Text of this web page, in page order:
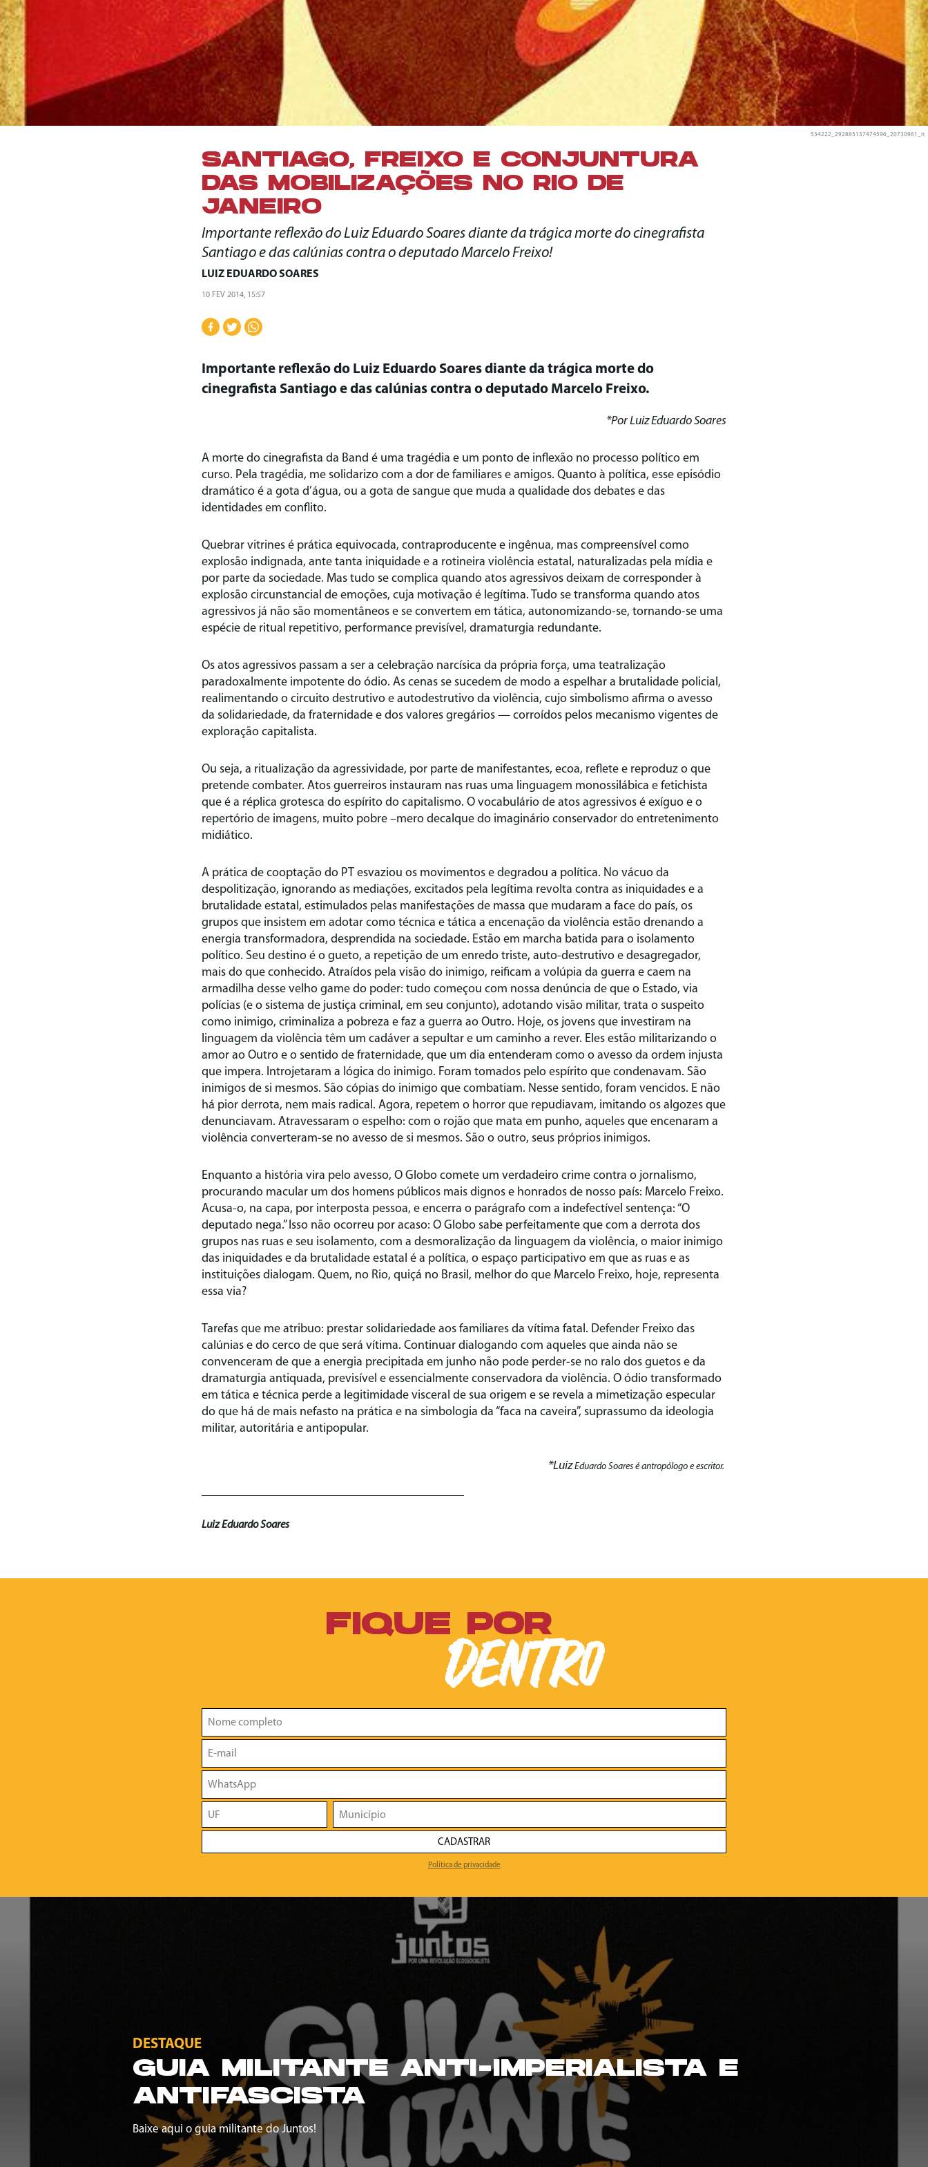
534222_292885137474596_20730961_n
SANTIAGO, FREIXO E CONJUNTURA
DAS MOBILIZAÇÕES NO RIO DE
JANEIRO
Importante reflexão do Luiz Eduardo Soares diante da trágica morte do cinegrafista
Santiago e das calúnias contra o deputado Marcelo Freixo!
LUIZ EDUARDO SOARES
10 FEV 2014, 15:57
Importante reflexão do Luiz Eduardo Soares diante da trágica morte do
cinegrafista Santiago e das calúnias contra o deputado Marcelo Freixo.
*Por Luiz Eduardo Soares
A morte do cinegrafista da Band é uma tragédia e um ponto de inflexão no processo político em
curso. Pela tragédia, me solidarizo com a dor de familiares e amigos. Quanto à política, esse episódio
dramático é a gota d’água, ou a gota de sangue que muda a qualidade dos debates e das
identidades em conflito.
Quebrar vitrines é prática equivocada, contraproducente e ingênua, mas compreensível como
explosão indignada, ante tanta iniquidade e a rotineira violência estatal, naturalizadas pela mídia e
por parte da sociedade. Mas tudo se complica quando atos agressivos deixam de corresponder à
explosão circunstancial de emoções, cuja motivação é legítima. Tudo se transforma quando atos
agressivos já não são momentâneos e se convertem em tática, autonomizando-se, tornando-se uma
espécie de ritual repetitivo, performance previsível, dramaturgia redundante.
Os atos agressivos passam a ser a celebração narcísica da própria força, uma teatralização
paradoxalmente impotente do ódio. As cenas se sucedem de modo a espelhar a brutalidade policial,
realimentando o circuito destrutivo e autodestrutivo da violência, cujo simbolismo afirma o avesso
da solidariedade, da fraternidade e dos valores gregários — corroídos pelos mecanismo vigentes de
exploração capitalista.
Ou seja, a ritualização da agressividade, por parte de manifestantes, ecoa, reflete e reproduz o que
pretende combater. Atos guerreiros instauram nas ruas uma linguagem monossilábica e fetichista
que é a réplica grotesca do espírito do capitalismo. O vocabulário de atos agressivos é exíguo e o
repertório de imagens, muito pobre –mero decalque do imaginário conservador do entretenimento
midiático.
A prática de cooptação do PT esvaziou os movimentos e degradou a política. No vácuo da
despolitização, ignorando as mediações, excitados pela legítima revolta contra as iniquidades e a
brutalidade estatal, estimulados pelas manifestações de massa que mudaram a face do país, os
grupos que insistem em adotar como técnica e tática a encenação da violência estão drenando a
energia transformadora, desprendida na sociedade. Estão em marcha batida para o isolamento
político. Seu destino é o gueto, a repetição de um enredo triste, auto-destrutivo e desagregador,
mais do que conhecido. Atraídos pela visão do inimigo, reificam a volúpia da guerra e caem na
armadilha desse velho game do poder: tudo começou com nossa denúncia de que o Estado, via
polícias (e o sistema de justiça criminal, em seu conjunto), adotando visão militar, trata o suspeito
como inimigo, criminaliza a pobreza e faz a guerra ao Outro. Hoje, os jovens que investiram na
linguagem da violência têm um cadáver a sepultar e um caminho a rever. Eles estão militarizando o
amor ao Outro e o sentido de fraternidade, que um dia entenderam como o avesso da ordem injusta
que impera. Introjetaram a lógica do inimigo. Foram tomados pelo espírito que condenavam. São
inimigos de si mesmos. São cópias do inimigo que combatiam. Nesse sentido, foram vencidos. E não
há pior derrota, nem mais radical. Agora, repetem o horror que repudiavam, imitando os algozes que
denunciavam. Atravessaram o espelho: com o rojão que mata em punho, aqueles que encenaram a
violência converteram-se no avesso de si mesmos. São o outro, seus próprios inimigos.
Enquanto a história vira pelo avesso, O Globo comete um verdadeiro crime contra o jornalismo,
procurando macular um dos homens públicos mais dignos e honrados de nosso país: Marcelo Freixo.
Acusa-o, na capa, por interposta pessoa, e encerra o parágrafo com a indefectível sentença: “O
deputado nega.” Isso não ocorreu por acaso: O Globo sabe perfeitamente que com a derrota dos
grupos nas ruas e seu isolamento, com a desmoralização da linguagem da violência, o maior inimigo
das iniquidades e da brutalidade estatal é a política, o espaço participativo em que as ruas e as
instituições dialogam. Quem, no Rio, quiçá no Brasil, melhor do que Marcelo Freixo, hoje, representa
essa via?
Tarefas que me atribuo: prestar solidariedade aos familiares da vítima fatal. Defender Freixo das
calúnias e do cerco de que será vítima. Continuar dialogando com aqueles que ainda não se
convenceram de que a energia precipitada em junho não pode perder-se no ralo dos guetos e da
dramaturgia antiquada, previsível e essencialmente conservadora da violência. O ódio transformado
em tática e técnica perde a legitimidade visceral de sua origem e se revela a mimetização especular
do que há de mais nefasto na prática e na simbologia da “faca na caveira”, suprassumo da ideologia
militar, autoritária e antipopular.
*LuizEduardo Soares é antropólogo e escritor.
Luiz Eduardo Soares
FIQUE POR
DENTRO
CADASTRAR
Política de privacidade
DESTAQUE
GUIA MILITANTE ANTI-IMPERIALISTA E
ANTIFASCISTA
Baixe aqui o guia militante do Juntos!